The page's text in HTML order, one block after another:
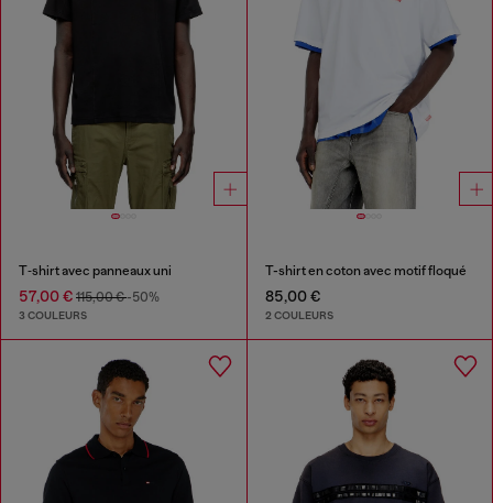
T‑shirt avec panneaux uni
57,00 € 115,00 €-50%
3 COULEURS
T-shirt en coton avec motif floqué
85,00 €
2 COULEURS